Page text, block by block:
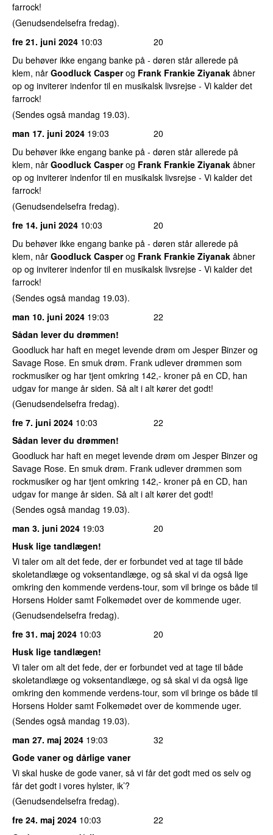
farrock!
(Genudsendelsefra fredag).
fre 21. juni 2024 10:03
20
Du behøver ikke engang banke på - døren står allerede på
klem, når Goodluck Casperog Frank Frankie Ziyanak åbner
op og inviterer indenfor til en musikalsk livsrejse - Vi kalder det
farrock!
(Sendes også mandag 19.03).
man 17. juni 2024 19:03
20
Du behøver ikke engang banke på - døren står allerede på
klem, når Goodluck Casperog Frank Frankie Ziyanak åbner
op og inviterer indenfor til en musikalsk livsrejse - Vi kalder det
farrock!
(Genudsendelsefra fredag).
fre 14. juni 2024 10:03
20
Du behøver ikke engang banke på - døren står allerede på
klem, når Goodluck Casperog Frank Frankie Ziyanak åbner
op og inviterer indenfor til en musikalsk livsrejse - Vi kalder det
farrock!
(Sendes også mandag 19.03).
man 10. juni 2024 19:03
22
Sådan lever du drømmen!
Goodluck har haft en meget levende drøm om Jesper Binzer og
Savage Rose. En smuk drøm. Frank udlever drømmen som
rockmusiker og har tjent omkring 142,- kroner på en CD, han
udgav for mange år siden. Så alt i alt kører det godt!
(Genudsendelsefra fredag).
fre 7. juni 2024 10:03
22
Sådan lever du drømmen!
Goodluck har haft en meget levende drøm om Jesper Binzer og
Savage Rose. En smuk drøm. Frank udlever drømmen som
rockmusiker og har tjent omkring 142,- kroner på en CD, han
udgav for mange år siden. Så alt i alt kører det godt!
(Sendes også mandag 19.03).
man 3. juni 2024 19:03
20
Husk lige tandlægen!
Vi taler om alt det fede, der er forbundet ved at tage til både
skoletandlæge og voksentandlæge, og så skal vi da også lige
omkring den kommende verdens-tour, som vil bringe os både til
Horsens Holder samt Folkemødet over de kommende uger.
(Genudsendelsefra fredag).
fre 31. maj 2024 10:03
20
Husk lige tandlægen!
Vi taler om alt det fede, der er forbundet ved at tage til både
skoletandlæge og voksentandlæge, og så skal vi da også lige
omkring den kommende verdens-tour, som vil bringe os både til
Horsens Holder samt Folkemødet over de kommende uger.
(Sendes også mandag 19.03).
man 27. maj 2024 19:03
32
Gode vaner og dårlige vaner
Vi skal huske de gode vaner, så vi får det godt med os selv og
får det godt i vores hylster, ik’?
(Genudsendelsefra fredag).
fre 24. maj 2024 10:03
22